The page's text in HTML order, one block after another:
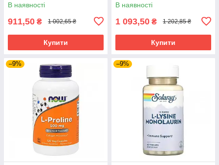
В наявності
911,50 ₴ 1 002,65 ₴
Купити
В наявності
1 093,50 ₴ 1 202,85 ₴
Купити
–9% –9%